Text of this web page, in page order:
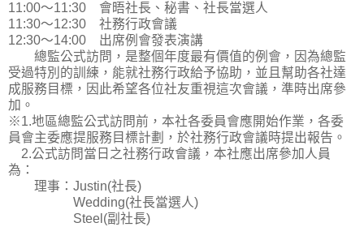
11:00～11:30 會晤社長、秘書、社長當選人
11:30～12:30 社務行政會議
12:30～14:00 出席例會發表演講
總監公式訪問，是整個年度最有價值的例會，因為總監
受過特別的訓練，能就社務行政給予協助，並且幫助各社達
成服務目標，因此希望各位社友重視這次會議，準時出席參
加。
※1.地區總監公式訪問前，本社各委員會應開始作業，各委
員會主委應提服務目標計劃，於社務行政會議時提出報告。
2.公式訪問當日之社務行政會議，本社應出席參加人員
為：
理事：Justin(社長)
Wedding(社長當選人)
Steel(副社長)